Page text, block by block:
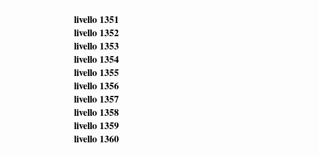
livello 1351
livello 1352
livello 1353
livello 1354
livello 1355
livello 1356
livello 1357
livello 1358
livello 1359
livello 1360